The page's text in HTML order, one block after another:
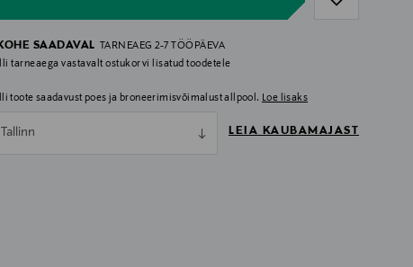
SAADAVAL TARNEAEG 2-7 TÖÖPÄEVA
tarneaega vastavalt ostukorvi lisatud toodetele
toote saadavust poes ja broneerimisvõimalust allpool. Loe lisaks
Tallinn LEIA KAUBAMAJAST